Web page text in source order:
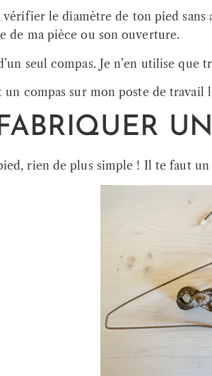
le diamètre de ton pied
de ma pièce ou son ouverture.
seul compas. Je n’en utilise
un compas sur mon poste de
rien de plus simple ! Il te faut